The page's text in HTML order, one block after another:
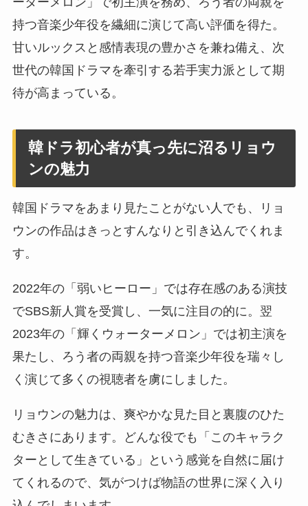
持つ音楽少年役を繊細に演じて高い評価を得た。
甘いルックスと感情表現の豊かさを兼ね備え、次
世代の韓国ドラマを牽引する若手実力派として期
待が高まっている。
韓ドラ初心者が真っ先に沼るリョウ
ンの魅力
韓国ドラマをあまり見たことがない人でも、リョ
ウンの作品はきっとすんなりと引き込んでくれま
す。
2022年の「弱いヒーロー」では存在感のある演技
でSBS新人賞を受賞し、一気に注目の的に。翌
2023年の「輝くウォーターメロン」では初主演を
果たし、ろう者の両親を持つ音楽少年役を瑞々し
く演じて多くの視聴者を虜にしました。
リョウンの魅力は、爽やかな見た目と裏腹のひた
むきさにあります。どんな役でも「このキャラク
ターとして生きている」という感覚を自然に届け
てくれるので、気がつけば物語の世界に深く入り